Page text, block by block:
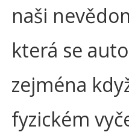
naši
která se
zejména
fyzickém